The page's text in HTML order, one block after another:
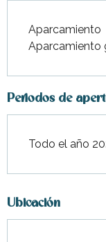
Aparcamiento
Aparcamiento
Periodos de
Todo el año
Ubicación